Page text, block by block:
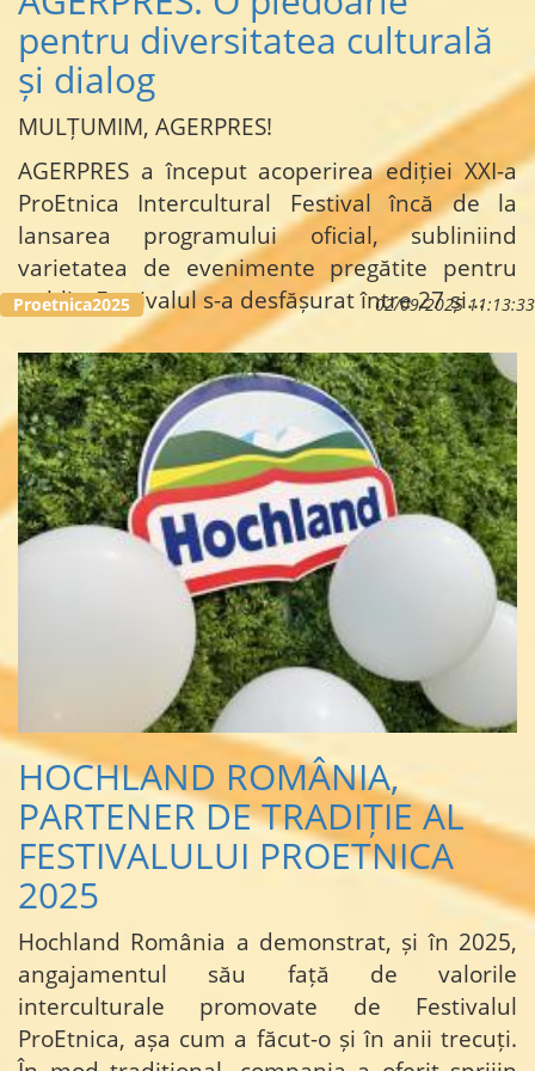
pentru diversitatea culturală
și dialog
MULȚUMIM, AGERPRES!
AGERPRES a început acoperirea ediției XXI-a
ProEtnica Intercultural Festival încă de la
lansarea programului oficial, subliniind
varietatea de evenimente pregătite pentru
public. Festivalul s-a desfășurat între 27 și…
02/09/2025 11:13:33
Proetnica2025
HOCHLAND ROMÂNIA,
PARTENER DE TRADIȚIE AL
FESTIVALULUI PROETNICA
2025
Hochland România a demonstrat, și în 2025,
angajamentul său față de valorile
interculturale promovate de Festivalul
ProEtnica, așa cum a făcut-o și în anii trecuți.